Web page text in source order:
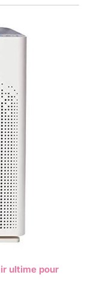
ultime pour